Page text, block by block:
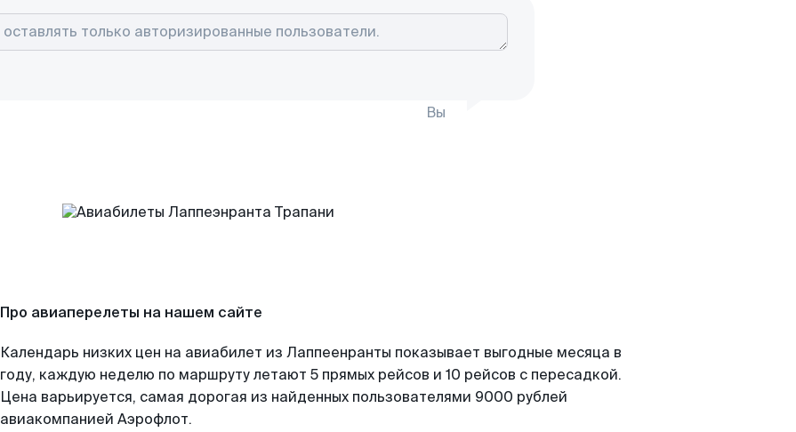
Вы
Про авиаперелеты на нашем сайте
Календарь низких цен на авиабилет из Лаппеенранты показывает выгодные месяца в
году, каждую неделю по маршруту летают 5 прямых рейсов и 10 рейсов с пересадкой.
Цена варьируется, самая дорогая из найденных пользователями 9000 рублей
авиакомпанией Аэрофлот.